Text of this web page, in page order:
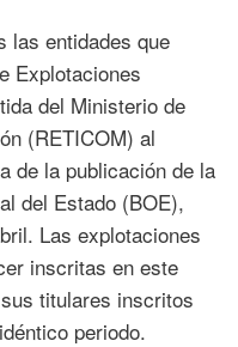
las entidades que
Explotaciones
del Ministerio de
(RETICOM) al
de la publicación de la
del Estado (BOE),
Las explotaciones
inscritas en este
titulares inscritos
periodo.